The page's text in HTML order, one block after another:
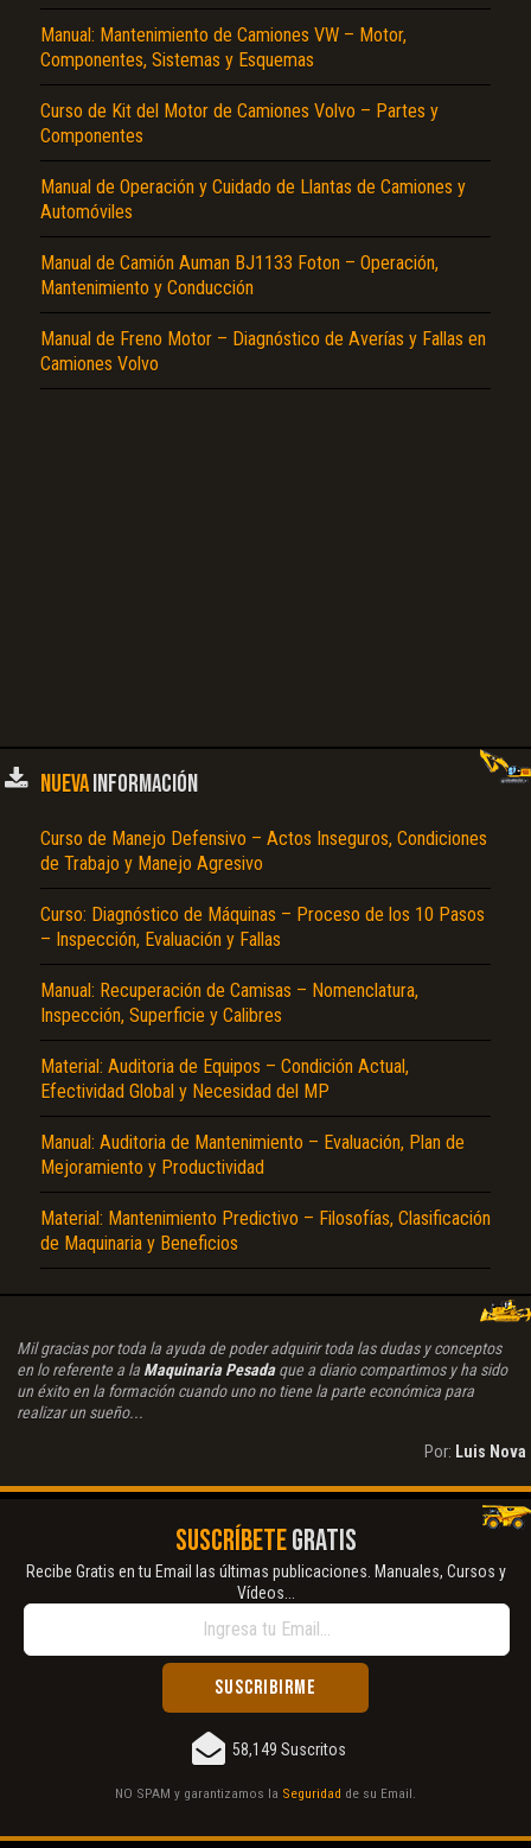
Manual: Mantenimiento de Camiones VW – Motor,
Componentes, Sistemas y Esquemas
Curso de Kit del Motor de Camiones Volvo – Partes y
Componentes
Manual de Operación y Cuidado de Llantas de Camiones y
Automóviles
Manual de Camión Auman BJ1133 Foton – Operación,
Mantenimiento y Conducción
Manual de Freno Motor – Diagnóstico de Averías y Fallas en
Camiones Volvo
NUEVAINFORMACIÓN
Curso de Manejo Defensivo – Actos Inseguros, Condiciones
de Trabajo y Manejo Agresivo
Curso: Diagnóstico de Máquinas – Proceso de los 10 Pasos
– Inspección, Evaluación y Fallas
Manual: Recuperación de Camisas – Nomenclatura,
Inspección, Superficie y Calibres
Material: Auditoria de Equipos – Condición Actual,
Efectividad Global y Necesidad del MP
Manual: Auditoria de Mantenimiento – Evaluación, Plan de
Mejoramiento y Productividad
Material: Mantenimiento Predictivo – Filosofías, Clasificación
de Maquinaria y Beneficios
Mil gracias por toda la ayuda de poder adquirir toda las dudas y conceptos
en lo referente a la Maquinaria Pesadaque a diario compartimos y ha sido
un éxito en la formación cuando uno no tiene la parte económica para
realizar un sueño...
Por: Luis Nova
SUSCRÍBETEGRATIS
Recibe Gratis en tu Email las últimas publicaciones. Manuales, Cursos y
Vídeos...
58,149 Suscritos
NO SPAM y garantizamos la Seguridad de su Email.
El Título es incorrecto según el contenido.
No carga o no se visualiza el contenido.
Reportar otro tipo de error...